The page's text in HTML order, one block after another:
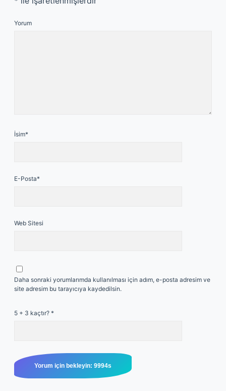
Yorum
İsim*
E-Posta*
Web Sitesi
Daha sonraki yorumlarımda kullanılması için adım, e-posta adresim ve
site adresim bu tarayıcıya kaydedilsin.
5 + 3 kaçtır? *